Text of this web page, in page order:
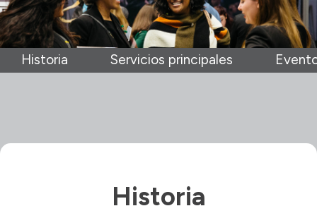
Historia Servicios principales
Historia